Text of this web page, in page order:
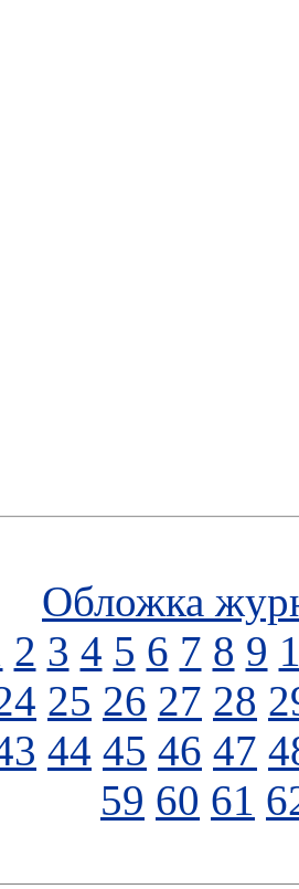
Обложка
2 3 4 5 6 7 8 9
25 26 27 28
44 45 46 47
59 60 61